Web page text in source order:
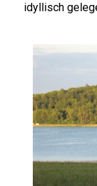
idyllisch